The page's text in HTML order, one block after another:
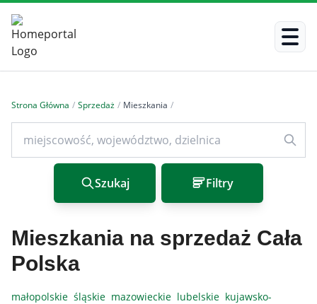
Strona Główna / Sprzedaż / Mieszkania /
Szukaj Filtry
Mieszkania na sprzedaż Cała
Polska
małopolskie śląskie mazowieckie lubelskie kujawsko-